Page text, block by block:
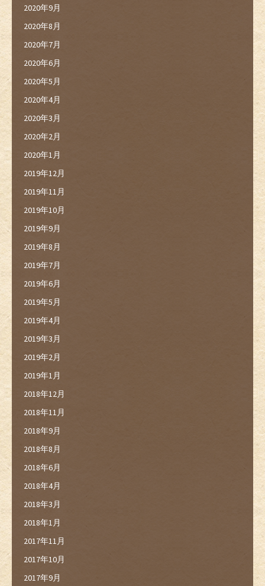
2020年9月
2020年8月
2020年7月
2020年6月
2020年5月
2020年4月
2020年3月
2020年2月
2020年1月
2019年12月
2019年11月
2019年10月
2019年9月
2019年8月
2019年7月
2019年6月
2019年5月
2019年4月
2019年3月
2019年2月
2019年1月
2018年12月
2018年11月
2018年9月
2018年8月
2018年6月
2018年4月
2018年3月
2018年1月
2017年11月
2017年10月
2017年9月